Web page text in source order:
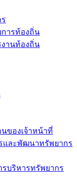
การท้องถิ่น
งานท้องถิ่น
ของเจ้าหน้าที่
และพัฒนาทรัพยากร
รบริหารทรัพยากร